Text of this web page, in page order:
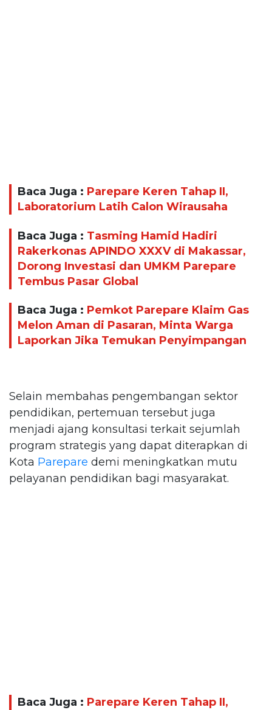
Baca Juga : Parepare Keren Tahap II,
Laboratorium Latih Calon Wirausaha
Baca Juga : Tasming Hamid Hadiri
Rakerkonas APINDO XXXV di Makassar,
Dorong Investasi dan UMKM Parepare
Tembus Pasar Global
Baca Juga : Pemkot Parepare Klaim Gas
Melon Aman di Pasaran, Minta Warga
Laporkan Jika Temukan Penyimpangan
Selain membahas pengembangan sektor
pendidikan, pertemuan tersebut juga
menjadi ajang konsultasi terkait sejumlah
program strategis yang dapat diterapkan di
Kota Parepare demi meningkatkan mutu
pelayanan pendidikan bagi masyarakat.
Baca Juga : Parepare Keren Tahap II,